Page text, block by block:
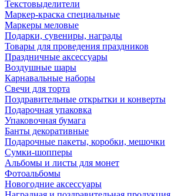
Текстовыделители
Маркер-краска специальные
Маркеры меловые
Подарки, сувениры, награды
Товары для проведения праздников
Праздничные аксессуары
Воздушные шары
Карнавальные наборы
Свечи для торта
Поздравительные открытки и конверты
Подарочная упаковка
Упаковочная бумага
Банты декоративные
Подарочные пакеты, коробки, мешочки
Сумки-шопперы
Альбомы и листы для монет
Фотоальбомы
Новогодние аксессуары